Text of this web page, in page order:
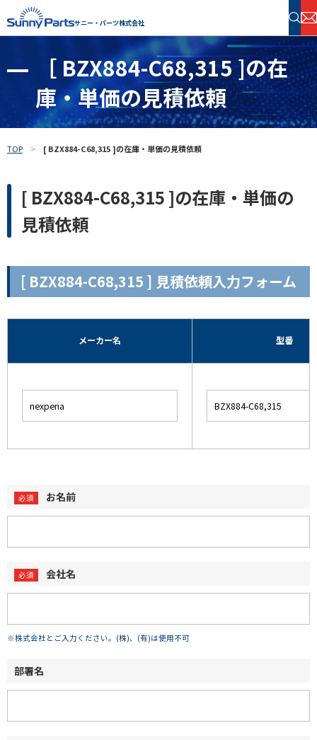
サニー・パーツ株式会社
半導体・電子部品 在庫検索
フリーワードで探す
［ BZX884-C68,315 ]の在
庫・単価の見積依頼
TOP [ BZX884-C68,315 ]の在庫・単価の見積依頼
[ BZX884-C68,315 ]の在庫・単価の
見積依頼
[ BZX884-C68,315 ] 見積依頼入力フォーム
メーカー名 型番
お名前
会社名
※株式会社とご入力ください。(株)、(有)は使用不可
部署名